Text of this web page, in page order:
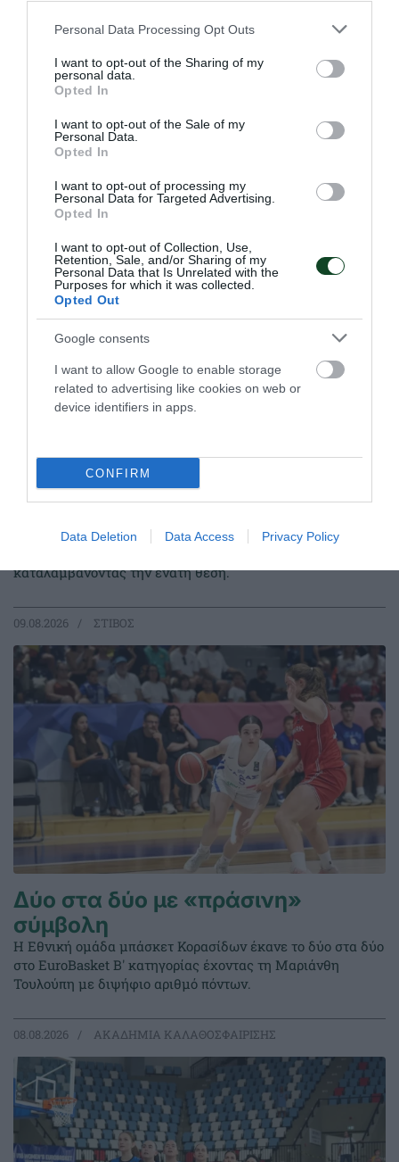
Please note that this website/app uses one or more Google
not limited to your visit or usage behaviour. You may click to
grant or deny consent to Google and its third-party tags to
use your data for below specified purposes in below Google
consent section.
Personal Data Processing Opt Outs
I want to opt-out of the Sharing of my
personal data.
Opted In
I want to opt-out of the Sale of my
Personal Data.
Opted In
I want to opt-out of processing my
Personal Data for Targeted Advertising.
Opted In
I want to opt-out of Collection, Use,
Retention, Sale, and/or Sharing of my
Personal Data that Is Unrelated with the
Purposes for which it was collected.
Opted Out
Google consents
I want to allow Google to enable storage
related to advertising like cookies on web or
device identifiers in apps.
CONFIRM
Data Deletion Data Access Privacy Policy
Το τμήμα πυγμαχίας του Παναθηναϊκού είχε εξαιρετική
παρουσία στο Σχολικό πρωτάθλημα με μεγάλες διακρίσεις
20.03.2026 ΑΚΑΔΗΜΙΑ ΠΥΓΜΑΧΙΑΣ
ΤΕΛΕΥΤΑΙΑ ΝΕΑ
Ο Αρσένης Κουλούρης συμμετείχε στον τελικό του μήκος
καταλαμβάνοντας την ένατη θέση.
09.08.2026 ΣΤΙΒΟΣ
Δύο στα δύο με «πράσινη»
σύμβολη
Η Εθνική ομάδα μπάσκετ Κορασίδων έκανε το δύο στα δύο
στο EuroBasket Β' κατηγορίας έχοντας τη Μαριάνθη
Τουλούπη με διψήφιο αριθμό πόντων.
08.08.2026 ΑΚΑΔΗΜΙΑ ΚΑΛΑΘΟΣΦΑΙΡΙΣΗΣ